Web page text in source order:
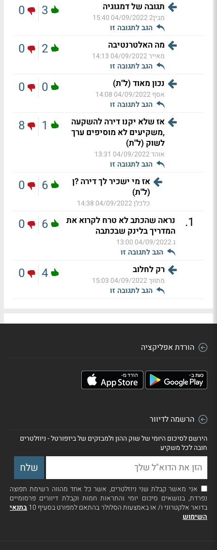
תגובה של דמגוגיה
מבין2 04/09/2022 15:40
הגב לתגובה זו
3
0
מה האלטרנטיבה
מאייר04/09/2022 14:13
הגב לתגובה זו
2
0
נכון מאוד (ל"ת)
אסף04/09/2022 14:08
הגב לתגובה זו
0
0
אז שלא יקנו דירה להשקעה
,משקיעים לא מוסיפים ערך
לשוק (ל"ת)
אוהד04/09/2022 13:31
הגב לתגובה זו
1
8
אז מי ישכיר לך דירה ?ן
(ל"ת)
כלכלן04/09/2022 14:38
6
0
1
.
נראה שהכתב לא טרח לקרוא את
המדריך בלינק שבכתבה
ג04/09/2022 13:00
הגב לתגובה זו
6
0
רק לחלוב
מתווך04/09/2022 15:03
הגב לתגובה זו
4
0
הורדת אפליקציה
הרשמה לדיוור
הירשם לסיכום היומי של שוק ההון ולמבזקים של ביזפורטל - ניוזלטרים
חובה לכל משקיע
אני מאשר קבלת שני ניוזלטרים, אשר כל אחד מהווה רשימת תפוצה
נפרדת, בנושאים סיכום יומי והתראות חמות וקבלת דיוורים פרסומיים
בדואר אלקטרוני ו/ או באמצעות הסלולר בהתאם למפורט בסעיף 10
בתנאי
השימוש